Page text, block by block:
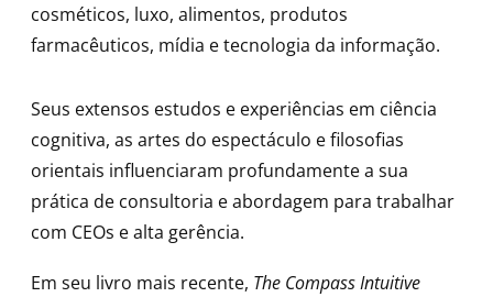
cosméticos, luxo, alimentos, produtos
farmacêuticos, mídia e tecnologia da informação.
Seus extensos estudos e experiências em ciência
cognitiva, as artes do espectáculo e filosofias
orientais influenciaram profundamente a sua
prática de consultoria e abordagem para trabalhar
com CEOs e alta gerência.
Em seu livro mais recente, The Compass Intuitive